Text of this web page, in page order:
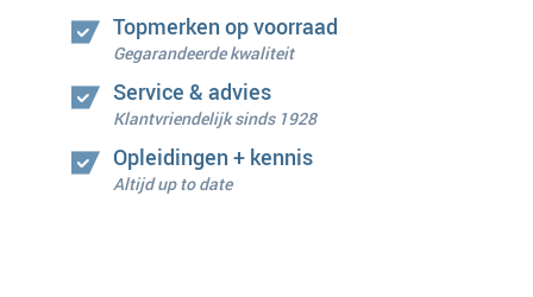
Topmerken op voorraad
Gegarandeerde kwaliteit
Service & advies
Klantvriendelijk sinds 1928
Opleidingen + kennis
Altijd up to date